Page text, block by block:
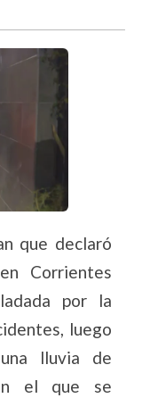
que declaró
Corrientes
por la
luego
lluvia de
el que se